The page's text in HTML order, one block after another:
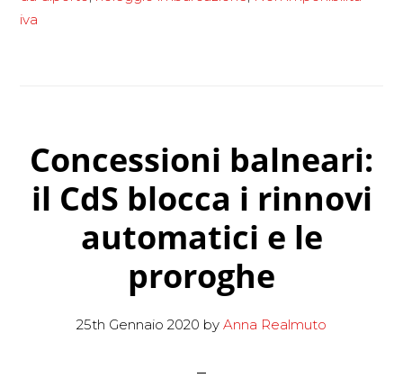
diporto.
di
bilancio
iva
Concessioni balneari:
il CdS blocca i rinnovi
automatici e le
proroghe
25th Gennaio 2020 by Anna Realmuto